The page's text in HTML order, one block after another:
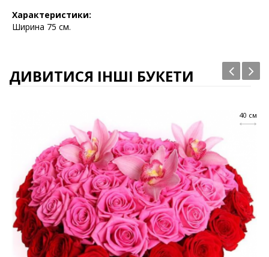
Характеристики:
Ширина 75 см.
ДИВИТИСЯ ІНШІ БУКЕТИ
40 см